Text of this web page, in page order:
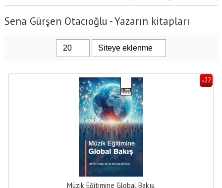
Sena Gürşen Otacıoğlu - Yazarın kitapları
%22
Müzik Eğitimine Global Bakış